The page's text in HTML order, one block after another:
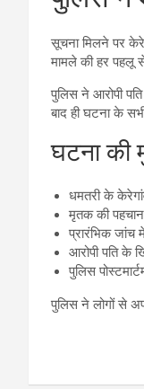
सूचना मिलने पर
मामले की हर पहलू
पुलिस ने आरोपी
बाद ही घटना के
घटना की
धमतरी के
मृतक की
प्रारंभिक जांच
आरोपी पति के
पुलिस
पुलिस ने लोगों से